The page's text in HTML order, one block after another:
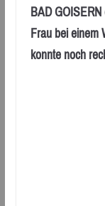
BAD
Frau bei einem
konnte noch